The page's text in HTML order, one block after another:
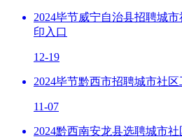
2024毕节威宁自治县招聘城
印入口
12-19
2024毕节黔西市招聘城市社
11-07
2024黔西南安龙县选聘城市